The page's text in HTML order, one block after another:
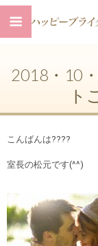
2018・10
ト
こんばんは????
室長の松元です(^^)